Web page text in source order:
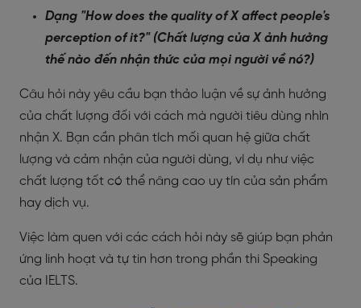
Dạng "How does the quality of X affect people's
perception of it?" (Chất lượng của X ảnh hưởng
thế nào đến nhận thức của mọi người về nó?)
Câu hỏi này yêu cầu bạn thảo luận về sự ảnh hưởng
của chất lượng đối với cách mà người tiêu dùng nhìn
nhận X. Bạn cần phân tích mối quan hệ giữa chất
lượng và cảm nhận của người dùng, ví dụ như việc
chất lượng tốt có thể nâng cao uy tín của sản phẩm
hay dịch vụ.
Việc làm quen với các cách hỏi này sẽ giúp bạn phản
ứng linh hoạt và tự tin hơn trong phần thi Speaking
của IELTS.